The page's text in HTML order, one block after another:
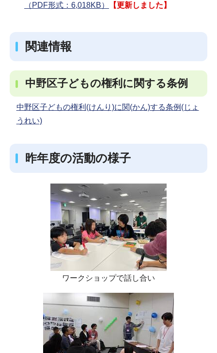
（PDF形式：6,018KB）
【更新しました】
関連情報
中野区子どもの権利に関する条例
中野区子どもの権利(けんり)に関(かん)する条例(じょ
うれい)
昨年度の活動の様子
ワークショップで話し合い